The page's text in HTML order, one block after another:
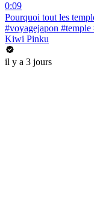
0:09
Pourquoi tout les
#voyagejapon #temple
Kiwi Pinku
il y a 3 jours